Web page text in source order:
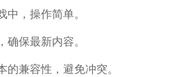
中，操作简单。
确保最新内容。
的兼容性，避免冲突。